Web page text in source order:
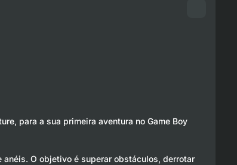
para a sua primeira aventura no Game Boy
O objetivo é superar obstáculos, derrotar